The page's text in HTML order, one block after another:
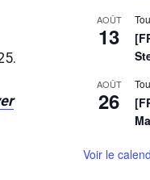
AOÛT
13
AOÛT
26
Voir le